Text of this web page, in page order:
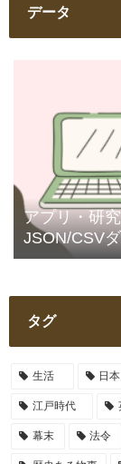
データ
アプリ・研
JSON/CSV
タグ
生活 日
江戸時代
幕末 法令